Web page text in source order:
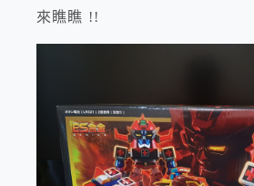
來瞧瞧 !!